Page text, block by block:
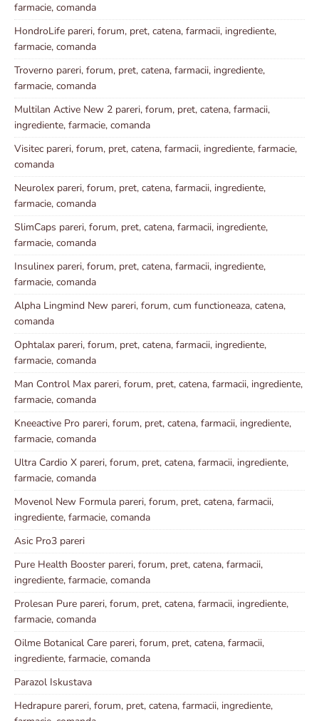
farmacie, comanda
HondroLife pareri, forum, pret, catena, farmacii, ingrediente,
farmacie, comanda
Troverno pareri, forum, pret, catena, farmacii, ingrediente,
farmacie, comanda
Multilan Active New 2 pareri, forum, pret, catena, farmacii,
ingrediente, farmacie, comanda
Visitec pareri, forum, pret, catena, farmacii, ingrediente, farmacie,
comanda
Neurolex pareri, forum, pret, catena, farmacii, ingrediente,
farmacie, comanda
SlimCaps pareri, forum, pret, catena, farmacii, ingrediente,
farmacie, comanda
Insulinex pareri, forum, pret, catena, farmacii, ingrediente,
farmacie, comanda
Alpha Lingmind New pareri, forum, cum functioneaza, catena,
comanda
Ophtalax pareri, forum, pret, catena, farmacii, ingrediente,
farmacie, comanda
Man Control Max pareri, forum, pret, catena, farmacii, ingrediente,
farmacie, comanda
Kneeactive Pro pareri, forum, pret, catena, farmacii, ingrediente,
farmacie, comanda
Ultra Cardio X pareri, forum, pret, catena, farmacii, ingrediente,
farmacie, comanda
Movenol New Formula pareri, forum, pret, catena, farmacii,
ingrediente, farmacie, comanda
Asic Pro3 pareri
Pure Health Booster pareri, forum, pret, catena, farmacii,
ingrediente, farmacie, comanda
Prolesan Pure pareri, forum, pret, catena, farmacii, ingrediente,
farmacie, comanda
Oilme Botanical Care pareri, forum, pret, catena, farmacii,
ingrediente, farmacie, comanda
Parazol Iskustava
Hedrapure pareri, forum, pret, catena, farmacii, ingrediente,